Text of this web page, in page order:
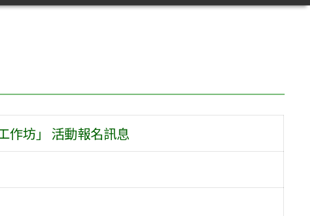
作坊」 活動報名訊息